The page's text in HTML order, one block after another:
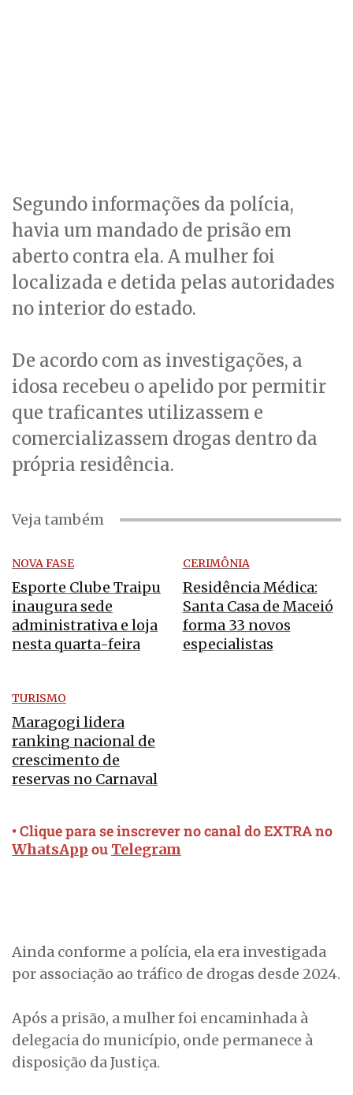
Segundo informações da polícia,
havia um mandado de prisão em
aberto contra ela. A mulher foi
localizada e detida pelas autoridades
no interior do estado.
De acordo com as investigações, a
idosa recebeu o apelido por permitir
que traficantes utilizassem e
comercializassem drogas dentro da
própria residência.
Veja também
NOVA FASE
Esporte Clube Traipu
inaugura sede
administrativa e loja
nesta quarta-feira
CERIMÔNIA
Residência Médica:
Santa Casa de Maceió
forma 33 novos
especialistas
TURISMO
Maragogi lidera
ranking nacional de
crescimento de
reservas no Carnaval
• Clique para se inscrever no canal do EXTRA no
WhatsApp ou Telegram
Ainda conforme a polícia, ela era investigada
por associação ao tráfico de drogas desde 2024.
Após a prisão, a mulher foi encaminhada à
delegacia do município, onde permanece à
disposição da Justiça.